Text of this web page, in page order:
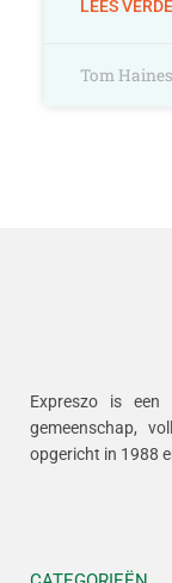
LEES
Tom Haines
Expreszo is een
gemeenschap,
opgericht in 1988